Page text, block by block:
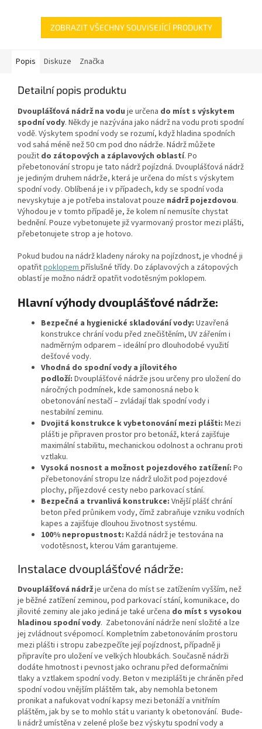
ZOBRAZIT VŠECHNY SOUVISEJÍCÍ PRODUKTY
Popis Diskuze Značka
Detailní popis produktu
Dvouplášťová nádrž na vodu je určena do míst s výskytem
spodní vody. Někdy je nazývána jako nádrž na vodu proti spodní
vodě. Výskytem spodní vody se rozumí, když hladina spodních
vod sahá méně než 50 cm pod dno nádrže. Nádrž můžete
použit do zátopových a záplavových oblastí. Po
přebetonování stropu je tato nádrž pojízdná. Dvouplášťová nádrž
je jediným druhem nádrže, která je určena do míst s výskytem
spodní vody. Oblíbená je i v případech, kdy se spodní voda
nevyskytuje a je potřeba instalovat pouze nádrž pojezdovou.
Výhodou je v tomto případě je, že kolem ní nemusíte chystat
bednění. Pouze vybetonujete již vyarmovaný prostor mezi plášti,
přebetonujete strop a je hotovo.
Pokud budou na nádrž kladeny nároky na pojízdnost, je vhodné ji
opatřitpoklopem příslušné třídy. Do záplavových a zátopových
oblastí je možno nádrž opatřit vodotěsným poklopem.
Hlavní výhody dvouplášťové nádrže:
Bezpečné a hygienické skladování vody: Uzavřená
konstrukce chrání vodu před znečištěním, UV zářením i
nadměrným odparem – ideální pro dlouhodobé využití
dešťové vody.
Vhodná do spodní vody a jílovitého
podloží: Dvouplášťové nádrže jsou určeny pro uložení do
náročných podmínek, kde samonosná nebo k
obetonování nestačí – zvládají tlak spodní vody i
nestabilní zeminu.
Dvojitá konstrukce k vybetonování mezi plášti: Mezi
plášti je připraven prostor pro betonáž, která zajišťuje
maximální stabilitu, mechanickou odolnost a ochranu proti
vztlaku.
Vysoká nosnost a možnost pojezdového zatížení: Po
přebetonování stropu lze nádrž uložit pod pojezdové
plochy, příjezdové cesty nebo parkovací stání.
Bezpečná a trvanlivá konstrukce: Vnější plášť chrání
beton před průnikem vody, čímž zabraňuje vzniku vodních
kapes a zajišťuje dlouhou životnost systému.
100% nepropustnost: Každá nádrž je testována na
vodotěsnost, kterou Vám garantujeme.
Instalace dvouplášťové nádrže:
Dvouplášťová nádržje určena do míst se zatížením vyšším, než
je běžné zatížení zeminou, pod parkovací stání, komunikace, do
jílovité zeminy ale jako jediná je také určena do míst s vysokou
hladinou spodní vody. Zabetonování nádrže není složité a lze
jej zvládnout svépomocí. Kompletním zabetonováním prostoru
mezi plášti i stropu zabezpečíte její pojízdnost, případně ji
připravíte pro uložení ve velkých hloubkách. Současně nádrži
dodáte hmotnost i pevnost jako ochranu před deformačními
tlaky a vztlakem spodní vody. Beton v meziplášti je chráněn před
spodní vodou vnějším pláštěm tak, aby nemohla betonem
pronikat a nafukovat vodní kapsy mezi betonáží a vnitřním
pláštěm, jak by se to mohlo stát u varianty k obetonování. Bude-
li nádrž umístěna v zelené ploše bez výskytu spodní vody a